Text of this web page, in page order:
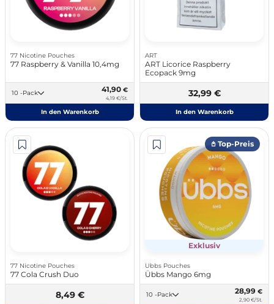
77 Nicotine Pouches
77 Raspberry & Vanilla 10,4mg
10 -Pack 41,90 €
4,19 €/St.
In den Warenkorb
ART
ART Licorice Raspberry
Ecopack 9mg
32,99 €
In den Warenkorb
77 Nicotine Pouches
77 Cola Crush Duo
8,49 €
𖤘 Top-Preis
Exklusiv
Ubbs Pouches
Übbs Mango 6mg
10 -Pack 28,99 €
2,90 €/St.